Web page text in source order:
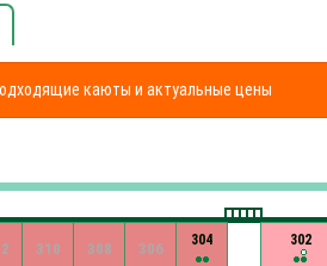
каюты и актуальные цены
302
304
306
308
310